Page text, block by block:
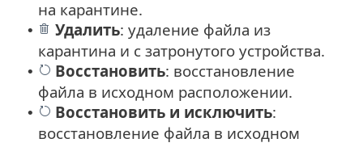
на карантине.
• Удалить: удаление файла из
карантина и с затронутого устройства.
• Восстановить: восстановление
файла в исходном расположении.
• Восстановить и исключить:
восстановление файла в исходном